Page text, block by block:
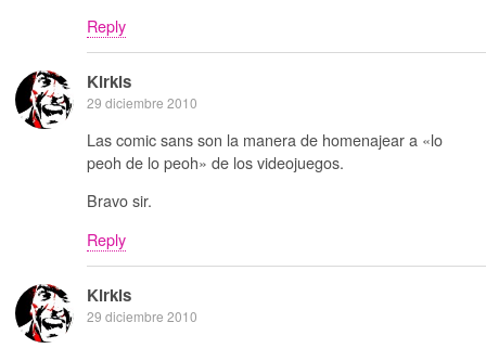
Reply
Kirkis
29 diciembre 2010
Las comic sans son la manera de homenajear a «lo
peoh de lo peoh» de los videojuegos.
Bravo sir.
Reply
Kirkis
29 diciembre 2010